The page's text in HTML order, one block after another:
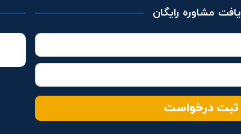
مشاوره رایگان
ثبت درخواست